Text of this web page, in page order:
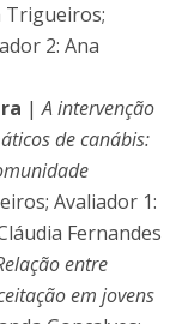
Trigueiros;
2: Ana
|A intervenção
de canábis:
Avaliador 1:
Fernandes
entre
em jovens